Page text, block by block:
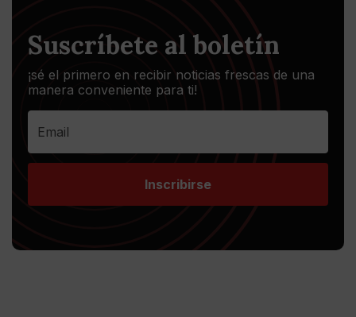
Suscríbete al boletín
¡sé el primero en recibir noticias frescas de una
manera conveniente para ti!
Inscribirse